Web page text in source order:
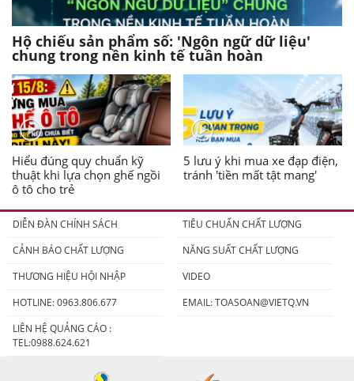
Hộ chiếu sản phẩm số: 'Ngôn ngữ dữ liệu'
chung trong nền kinh tế tuần hoàn
Hiểu đúng quy chuẩn kỹ
thuật khi lựa chọn ghế ngồi
ô tô cho trẻ
5 lưu ý khi mua xe đạp điện,
tránh 'tiền mất tật mang'
DIỄN ĐÀN CHÍNH SÁCH
TIÊU CHUẨN CHẤT LƯỢNG
CẢNH BÁO CHẤT LƯỢNG
NĂNG SUẤT CHẤT LƯỢNG
THƯƠNG HIỆU HỘI NHẬP
VIDEO
HOTLINE: 0963.806.677
EMAIL:TOASOAN@VIETQ.VN
LIÊN HỆ QUẢNG CÁO :
TEL:0988.624.621